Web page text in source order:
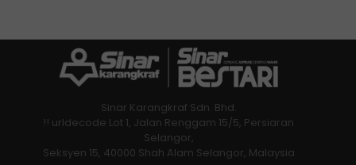
Sinar Karangkraf Sdn. Bhd.
!! urldecode Lot 1, Jalan Renggam 15/5, Persiaran
Selangor,
Seksyen 15, 40000 Shah Alam Selangor, Malaysia